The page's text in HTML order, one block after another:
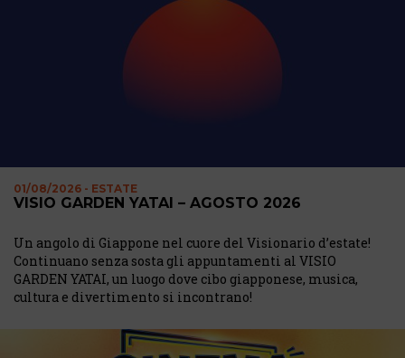
01/08/2026 - ESTATE
VISIO GARDEN YATAI – AGOSTO 2026
Un angolo di Giappone nel cuore del Visionario d’estate!
Continuano senza sosta gli appuntamenti al VISIO
GARDEN YATAI, un luogo dove cibo giapponese, musica,
cultura e divertimento si incontrano!